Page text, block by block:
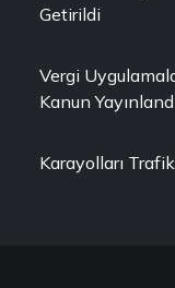
Getirildi
Vergi
Kanun
Karayolları